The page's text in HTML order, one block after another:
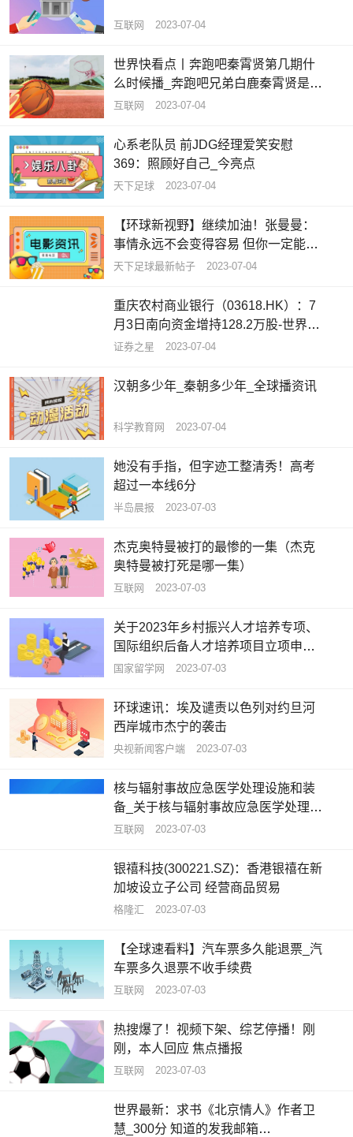
互联网 2023-07-04
世界快看点丨奔跑吧秦霄贤第几期什
么时候播_奔跑吧兄弟白鹿秦霄贤是哪
一期
互联网 2023-07-04
心系老队员 前JDG经理爱笑安慰
369：照顾好自己_今亮点
天下足球 2023-07-04
【环球新视野】继续加油！张曼曼：
事情永远不会变得容易 但你一定能变
得更好
天下足球最新帖子 2023-07-04
重庆农村商业银行（03618.HK）：7
月3日南向资金增持128.2万股-世界今
亮点
证券之星 2023-07-04
汉朝多少年_秦朝多少年_全球播资讯
科学教育网 2023-07-04
她没有手指，但字迹工整清秀！高考
超过一本线6分
半岛晨报 2023-07-03
杰克奥特曼被打的最惨的一集（杰克
奥特曼被打死是哪一集）
互联网 2023-07-03
关于2023年乡村振兴人才培养专项、
国际组织后备人才培养项目立项申报
工作的通知
国家留学网 2023-07-03
环球速讯：埃及谴责以色列对约旦河
西岸城市杰宁的袭击
央视新闻客户端 2023-07-03
核与辐射事故应急医学处理设施和装
备_关于核与辐射事故应急医学处理设
施和装备概略
互联网 2023-07-03
银禧科技(300221.SZ)：香港银禧在新
加坡设立子公司 经营商品贸易
格隆汇 2023-07-03
【全球速看料】汽车票多久能退票_汽
车票多久退票不收手续费
互联网 2023-07-03
热搜爆了！视频下架、综艺停播！刚
刚，本人回应 焦点播报
互联网 2023-07-03
世界最新：求书《北京情人》作者卫
慧_300分 知道的发我邮箱